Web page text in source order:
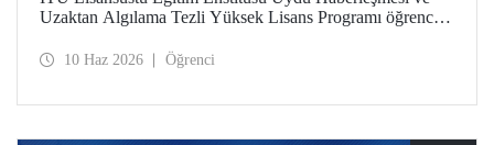
Uzaktan Algılama Tezli Yüksek Lisans Programı öğrencisi
Bilimleri ve Araştırmaları Öğrenci Kongresi’nde (MÜBAK
10 Haz 2026 Öğrenci